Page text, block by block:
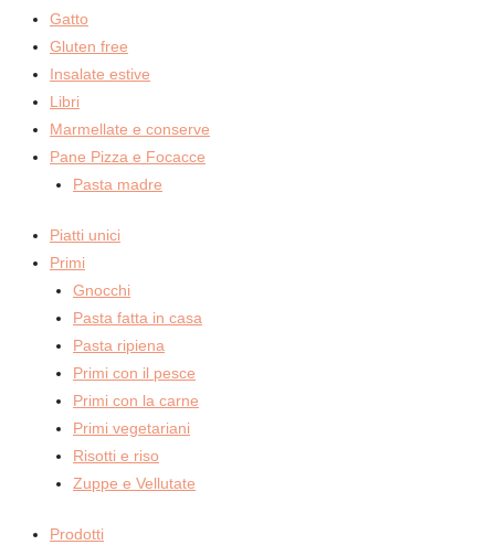
Gatto
Gluten free
Insalate estive
Libri
Marmellate e conserve
Pane Pizza e Focacce
Pasta madre
Piatti unici
Primi
Gnocchi
Pasta fatta in casa
Pasta ripiena
Primi con il pesce
Primi con la carne
Primi vegetariani
Risotti e riso
Zuppe e Vellutate
Prodotti